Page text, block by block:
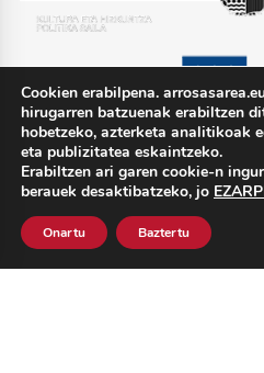
TWITTER @arrosasarea
Cookien erabilpena.
hirugarren batzuenak erabiltzen
hobetzeko, azterketa analitikoak
eta publizitatea eskaintzeko.
Erabiltzen ari garen cookie-n
berauek desaktibatzeko, jo
Onartu Baztertu